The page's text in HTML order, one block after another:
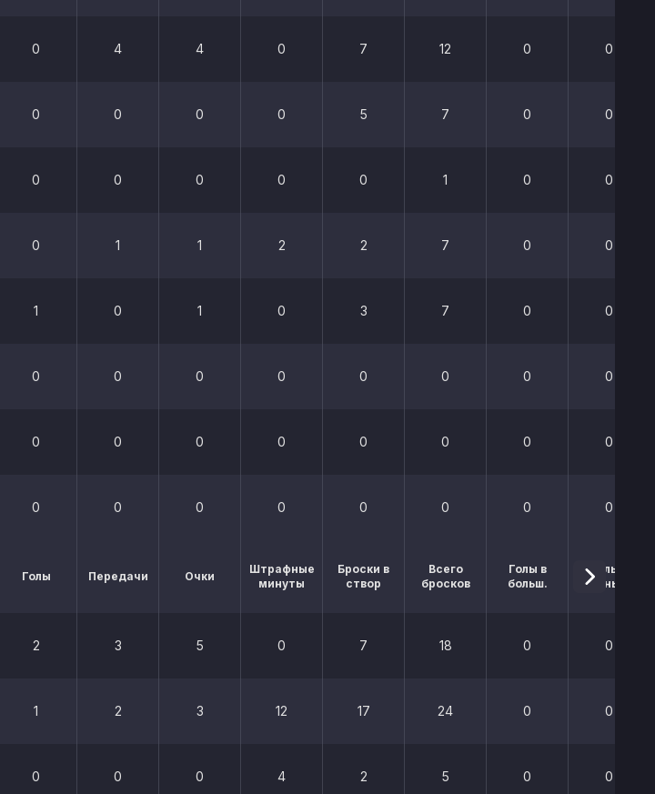
0 4 4 0 7 12 0 0
0 0 0 0 5 7 0 0
0 0 0 0 0 1 0 0
0 1 1 2 2 7 0 0
1 0 1 0 3 7 0 0
0 0 0 0 0 0 0 0
0 0 0 0 0 0 0 0
0 0 0 0 0 0 0 0
Голы Передачи Очки
Штрафные
минуты
Броски в
створ
Всего
бросков
Голы в
больш.
Голы в
меньш.
2 3 5 0 7 18 0 0
1 2 3 12 17 24 0 0
0 0 0 4 2 5 0 0